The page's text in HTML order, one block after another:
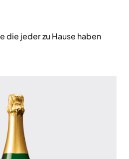
die jeder zu Hause haben